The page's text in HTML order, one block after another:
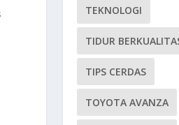
TEKNOLOGI
TIDUR
TIPS CERDAS
TOYOTA AVANZA